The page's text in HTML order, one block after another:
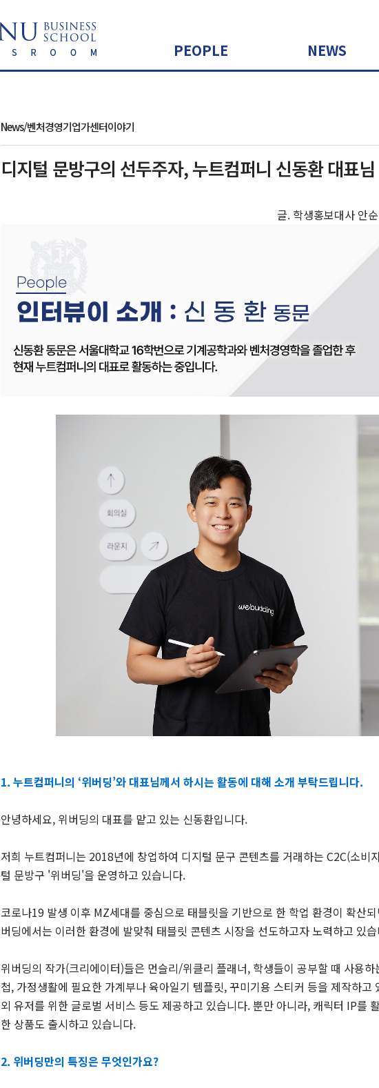
PEOPLE NEWS
News/벤처경영기업가센터이야기
디지털 문방구의 선두주자, 누트컴퍼니 신동환 대표
글. 학생홍보대사 안
1. 누트컴퍼니의 ‘위버딩’와 대표님께서 하시는 활동에 대해 소개 부탁드립니다.
안녕하세요, 위버딩의 대표를 맡고 있는 신동환입니다.
저희 누트컴퍼니는 2018년에 창업하여 디지털 문구 콘텐츠를 거래하는 C2C(소비
털 문방구 '위버딩'을 운영하고 있습니다.
코로나19 발생 이후 MZ세대를 중심으로 태블릿을 기반으로 한 학업 환경이 확산
버딩에서는 이러한 환경에 발맞춰 태블릿 콘텐츠 시장을 선도하고자 노력하고 있
위버딩의 작가(크리에이터)들은 먼슬리/위클리 플래너, 학생들이 공부할 때 사용
첩, 가정생활에 필요한 가계부나 육아일기 템플릿, 꾸미기용 스티커 등을 제작하
외 유저를 위한 글로벌 서비스 등도 제공하고 있습니다. 뿐만 아니라, 캐릭터 IP를
한 상품도 출시하고 있습니다.
2. 위버딩만의 특징은 무엇인가요?